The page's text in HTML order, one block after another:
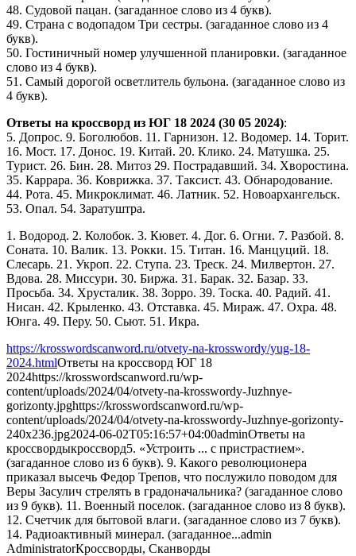
48. Судовой пацан. (загаданное слово из 4 букв).
49. Страна с водопадом Три сестры. (загаданное слово из 4
букв).
50. Гостиничный номер улучшенной планировки. (загаданное
слово из 4 букв).
51. Самый дорогой осветлитель бульона. (загаданное слово из
4 букв).
Ответы на кроссворд из ЮГ 18 2024 (30 05 2024):
5. Допрос. 9. Боголюбов. 11. Гарнизон. 12. Водомер. 14. Торит.
16. Мост. 17. Донос. 19. Китай. 20. Клико. 24. Матушка. 25.
Турист. 26. Бин. 28. Митоз 29. Пострадавший. 34. Хворостина.
35. Каррара. 36. Коврижка. 37. Таксист. 43. Обнародование.
44. Рота. 45. Микроклимат. 46. Латник. 52. Новоархангельск.
53. Опал. 54. Заратуштра.
1. Водород. 2. Колобок. 3. Кювет. 4. Дог. 6. Огни. 7. Разбой. 8.
Соната. 10. Валик. 13. Рокки. 15. Титан. 16. Манцуций. 18.
Слесарь. 21. Укроп. 22. Ступа. 23. Треск. 24. Милвертон. 27.
Вдова. 28. Миссури. 30. Биржа. 31. Барак. 32. Базар. 33.
Просьба. 34. Хрусталик. 38. Зорро. 39. Тоска. 40. Радий. 41.
Нисан. 42. Крыленко. 43. Отставка. 45. Мираж. 47. Охра. 48.
Юнга. 49. Перу. 50. Сьют. 51. Икра.
https://krosswordscanword.ru/otvety-na-krosswordy/yug-18-
2024.htmlОтветы на кроссворд ЮГ 18
2024https://krosswordscanword.ru/wp-
content/uploads/2024/04/otvety-na-krosswordy-Juzhnye-
gorizonty.jpghttps://krosswordscanword.ru/wp-
content/uploads/2024/04/otvety-na-krosswordy-Juzhnye-gorizonty-
240x236.jpg2024-06-02T05:16:57+04:00adminОтветы на
кроссвордыкроссворд5. «Устроить ... с пристрастием».
(загаданное слово из 6 букв). 9. Какого революционера
приказал высечь Федор Трепов, что послужило поводом для
Веры Засулич стрелять в градоначальника? (загаданное слово
из 9 букв). 11. Военный поселок. (загаданное слово из 8 букв).
12. Счетчик для бытовой влаги. (загаданное слово из 7 букв).
14. Радиоактивный минерал. (загаданное...admin
AdministratorКроссворды, Сканворды